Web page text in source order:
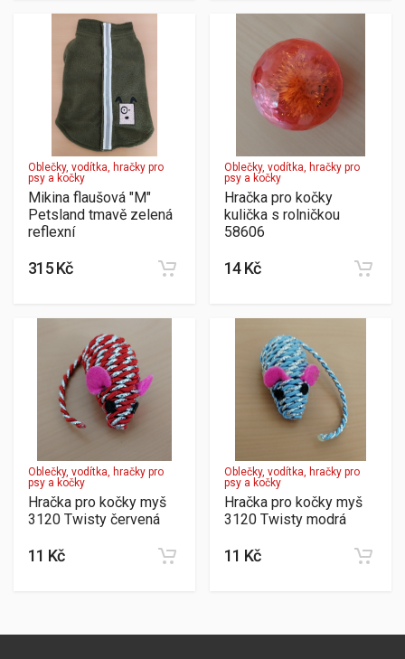
Oblečky, vodítka, hračky pro
psy a kočky
Mikina flaušová "M"
Petsland tmavě zelená
reflexní
315 Kč
Oblečky, vodítka, hračky pro
psy a kočky
Hračka pro kočky
kulička s rolničkou
58606
14 Kč
Oblečky, vodítka, hračky pro
psy a kočky
Hračka pro kočky myš
3120 Twisty červená
11 Kč
Oblečky, vodítka, hračky pro
psy a kočky
Hračka pro kočky myš
3120 Twisty modrá
11 Kč